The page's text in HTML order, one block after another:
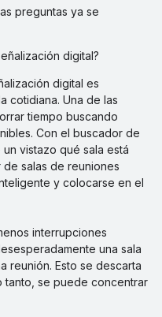
preguntas ya se
digital?
digital es
cotidiana. Una de las
tiempo buscando
Con el buscador de
vistazo qué sala está
salas de reuniones
y colocarse en el
interrupciones
una sala
reunión. Esto se descarta
tanto, se puede concentrar